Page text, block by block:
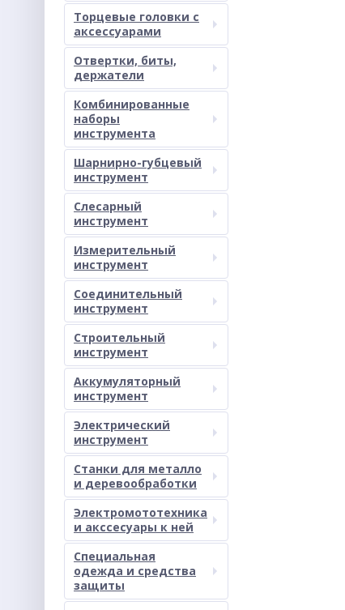
Торцевые головки с
аксессуарами
Отвертки, биты,
держатели
Комбинированные
наборы
инструмента
Шарнирно-губцевый
инструмент
Слесарный
инструмент
Измерительный
инструмент
Соединительный
инструмент
Строительный
инструмент
Аккумуляторный
инструмент
Электрический
инструмент
Станки для металло
и деревообработки
Электромототехника
и акссесуары к ней
Специальная
одежда и средства
защиты